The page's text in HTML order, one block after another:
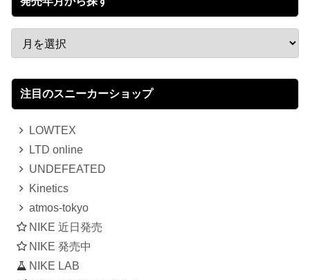
注目のスニーカーショップ
LOWTEX
LTD online
UNDEFEATED
Kinetics
atmos-tokyo
NIKE 近日発売
NIKE 発売中
NIKE LAB